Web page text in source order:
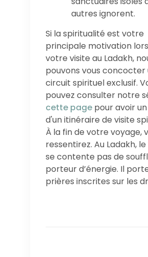
autres ignorent.
Si la spiritualité est votre
principale motivation
votre visite au Ladakh,
pouvons vous concocter
circuit spirituel exclusif.
pouvez consulter notre
cette page pour avoir
d'un itinéraire de visite
À la fin de votre voyage,
ressentirez. Au Ladakh,
se contente pas de
porteur d’énergie. Il
prières inscrites sur les